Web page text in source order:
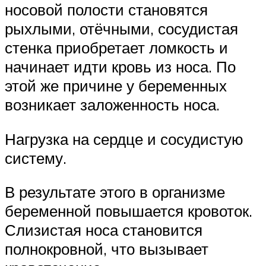
носовой полости становятся
рыхлыми, отёчными, сосудистая
стенка приобретает ломкость и
начинает идти кровь из носа. По
этой же причине у беременных
возникает заложенность носа.
Нагрузка на сердце и сосудистую
систему.
В результате этого в организме
беременной повышается кровоток.
Слизистая носа становится
полнокровной, что вызывает